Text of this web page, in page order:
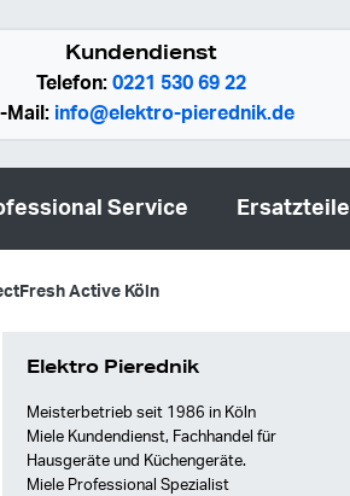
Kundendienst
Telefon: 0221 530 69 22
Mail: info@elektro-pierednik.de
Service Ersatzteile
Active Köln
Elektro Pierednik
Meisterbetrieb seit 1986 in Köln
Miele Kundendienst, Fachhandel für
Hausgeräte und Küchengeräte.
Miele Professional Spezialist